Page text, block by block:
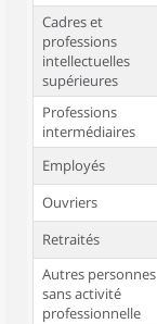
Cadres et
professions
intellectuelles
supérieures
Professions
intermédiaires
Employés
Ouvriers
Retraités
Autres personnes
sans activité
professionnelle